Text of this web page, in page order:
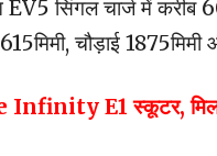
सिंगल चार्ज में करीब
चौड़ाई 1875मिमी
Infinity E1 स्कूटर,